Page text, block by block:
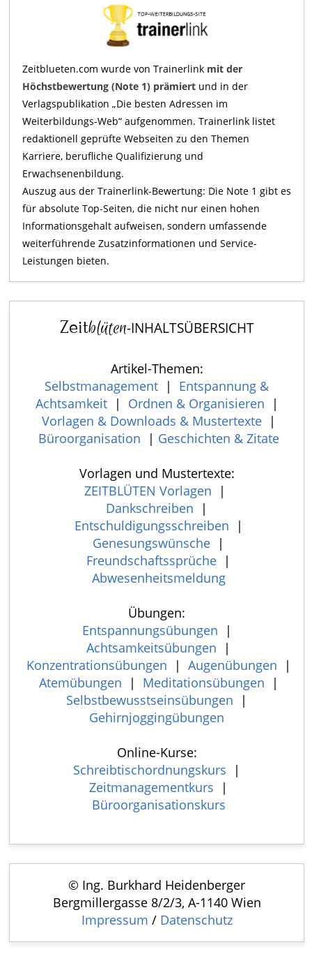
Zeitblueten.com wurde von Trainerlink mit der
Höchstbewertung (Note 1) prämiert und in der
Verlagspublikation „Die besten Adressen im
Weiterbildungs-Web“ aufgenommen. Trainerlink listet
redaktionell geprüfte Webseiten zu den Themen
Karriere, berufliche Qualifizierung und
Erwachsenenbildung.
Auszug aus der Trainerlink-Bewertung: Die Note 1 gibt es
für absolute Top-Seiten, die nicht nur einen hohen
Informationsgehalt aufweisen, sondern umfassende
weiterführende Zusatzinformationen und Service-
Leistungen bieten.
Zeitblüten-INHALTSÜBERSICHT
Artikel-Themen:
Selbstmanagement | Entspannung &
Achtsamkeit| Ordnen & Organisieren |
Vorlagen & Downloads & Mustertexte|
Büroorganisation | Geschichten & Zitate
Vorlagen und Mustertexte:
ZEITBLÜTEN Vorlagen |
Dankschreiben |
Entschuldigungsschreiben |
Genesungswünsche |
Freundschaftssprüche |
Abwesenheitsmeldung
Übungen:
Entspannungsübungen |
Achtsamkeitsübungen |
Konzentrationsübungen | Augenübungen |
Atemübungen | Meditationsübungen |
Selbstbewusstseinsübungen |
Gehirnjoggingübungen
Online-Kurse:
Schreibtischordnungskurs |
Zeitmanagementkurs |
Büroorganisationskurs
© Ing. Burkhard Heidenberger
Bergmillergasse 8/2/3, A-1140 Wien
Impressum / Datenschutz